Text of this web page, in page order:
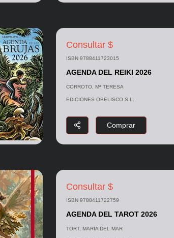
Consultar $
ISBN 9788411723015
AGENDA DEL REIKI 2026
CORROTO, Mª TERESA
EDICIONES OBELISCO S.L.
Comprar
Consultar $
ISBN 9788411722759
AGENDA DEL TAROT 2026
TORT, MARIA DEL MAR